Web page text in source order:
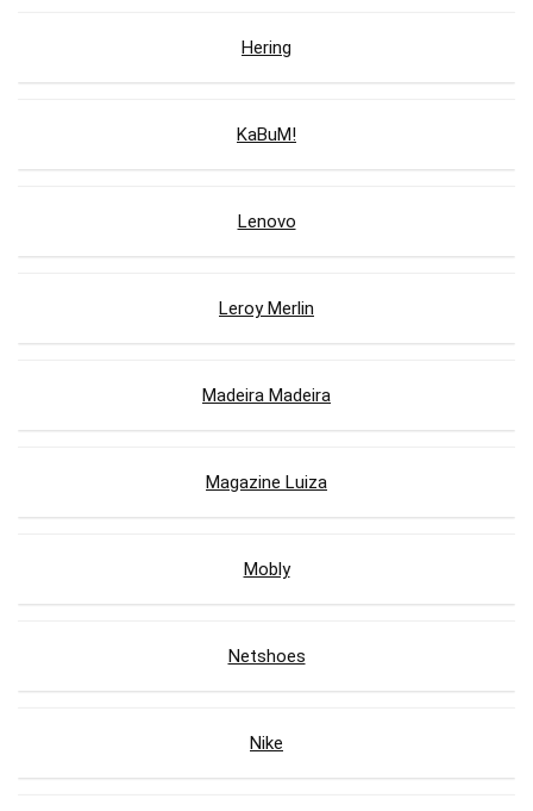
Hering
KaBuM!
Lenovo
Leroy Merlin
Madeira Madeira
Magazine Luiza
Mobly
Netshoes
Nike